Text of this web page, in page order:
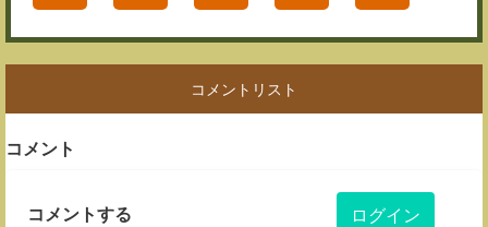
コメントリスト
コメント
コメントする ログイン